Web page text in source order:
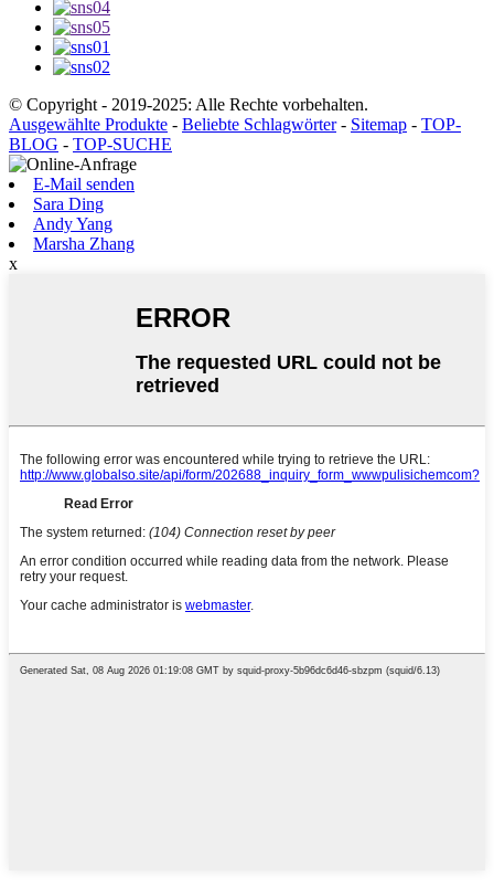
© Copyright - 2019-2025: Alle Rechte vorbehalten.
Ausgewählte Produkte - Beliebte Schlagwörter- Sitemap - TOP-
BLOG - TOP-SUCHE
E-Mail senden
Sara Ding
Andy Yang
Marsha Zhang
x